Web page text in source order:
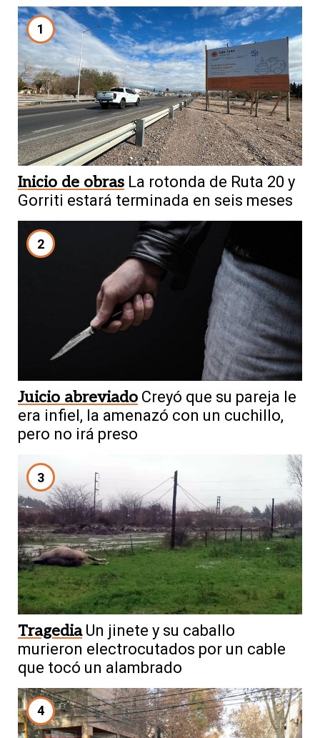
1
Inicio de obras La rotonda de Ruta 20 y
Gorriti estará terminada en seis meses
2
Juicio abreviado Creyó que su pareja le
era infiel, la amenazó con un cuchillo,
pero no irá preso
3
Tragedia Un jinete y su caballo
murieron electrocutados por un cable
que tocó un alambrado
4